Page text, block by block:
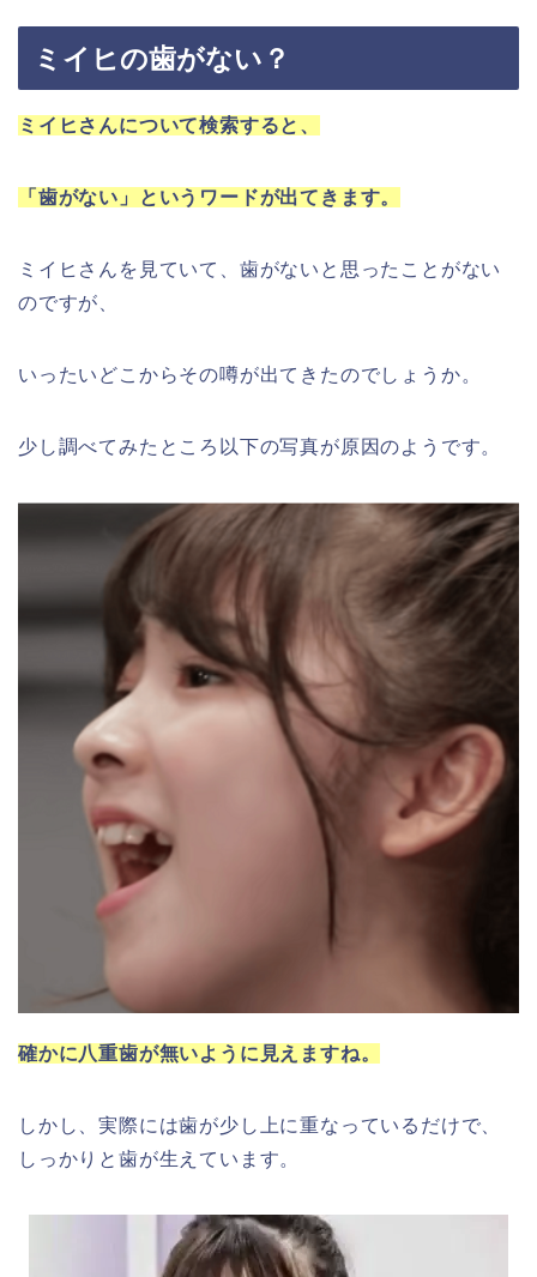
ミイヒの歯がない？
ミイヒさんについて検索すると、
「歯がない」というワードが出てきます。
ミイヒさんを見ていて、歯がないと思ったことがない
のですが、
いったいどこからその噂が出てきたのでしょうか。
少し調べてみたところ以下の写真が原因のようです。
確かに八重歯が無いように見えますね。
しかし、実際には歯が少し上に重なっているだけで、
しっかりと歯が生えています。